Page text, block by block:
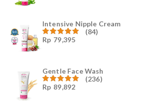
Intensive Nipple Cream
Dinilai
(84)
Rp 79,395
Gentle Face Wash
Dinilai
(236)
Rp 89,892